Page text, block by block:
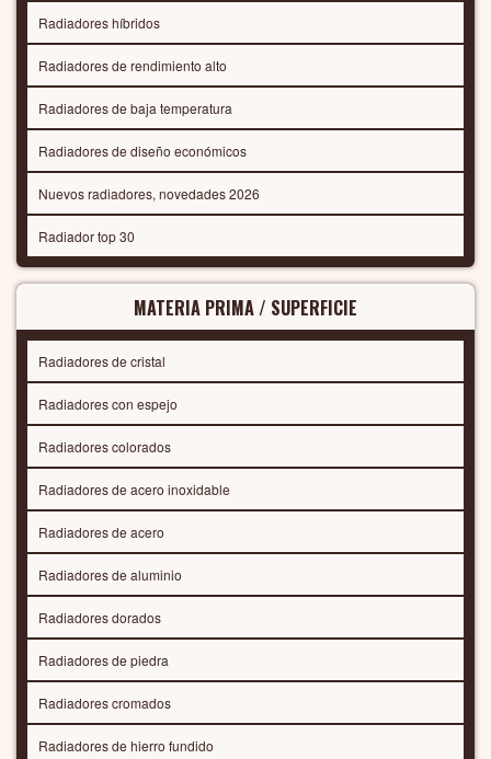
Radiadores híbridos
Radiadores de rendimiento alto
Radiadores de baja temperatura
Radiadores de diseño económicos
Nuevos radiadores, novedades 2026
Radiador top 30
MATERIA PRIMA / SUPERFICIE
Radiadores de cristal
Radiadores con espejo
Radiadores colorados
Radiadores de acero inoxidable
Radiadores de acero
Radiadores de aluminio
Radiadores dorados
Radiadores de piedra
Radiadores cromados
Radiadores de hierro fundido